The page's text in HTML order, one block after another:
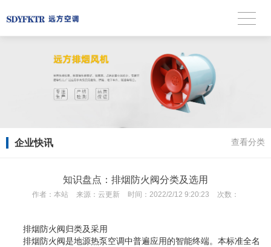
企业快讯 查看分类
知识盘点：排烟防火阀分类及选用
作者： 本站 来源： 云更新 时间： 2022/2/12 9:20:23 次数：
排烟防火阀归类及采用
排烟防火阀是地源热泵空调中普遍应用的智能终端。本标准全名